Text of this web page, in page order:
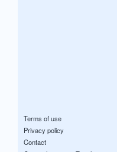
Terms of use
Privacy policy
Contact